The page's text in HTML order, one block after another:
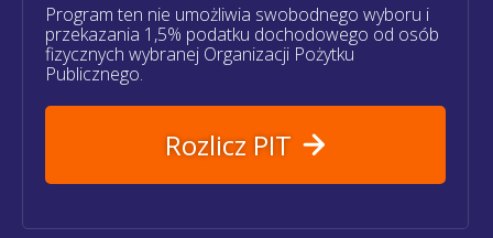
Program ten nie umożliwia swobodnego wyboru i
przekazania 1,5% podatku dochodowego od osób
fizycznych wybranej Organizacji Pożytku
Publicznego.
Rozlicz PIT